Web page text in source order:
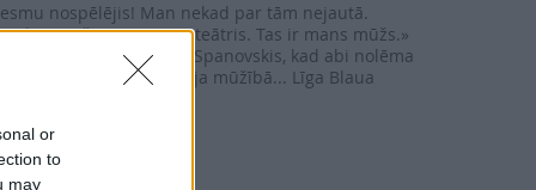
or
to
may
nospēlējis! Man nekad par tām nejautā.
dzīve taču vispirms ir teātris. Tas ir mans mūžs.»
oktobrī sacīja Harijs Spanovskis, kad abi nolēma
Spanovskis aizgāja mūžībā... Līga Blaua